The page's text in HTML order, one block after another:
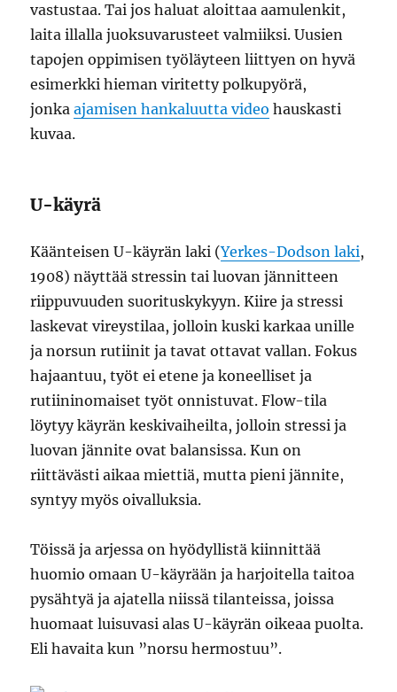
vastustaa. Tai jos haluat aloittaa aamulenkit,
laita illalla juoksuvarusteet valmiiksi. Uusien
tapojen oppimisen työläyteen liittyen on hyvä
esimerkki hieman viritetty polkupyörä,
jonkaajamisen hankaluutta video hauskasti
kuvaa.
U-käyrä
Käänteisen U-käyrän laki (Yerkes-Dodson laki,
1908) näyttää stressin tai luovan jännitteen
riippuvuuden suorituskykyyn. Kiire ja stressi
laskevat vireystilaa, jolloin kuski karkaa unille
ja norsun rutiinit ja tavat ottavat vallan. Fokus
hajaantuu, työt ei etene ja koneelliset ja
rutiininomaiset työt onnistuvat. Flow-tila
löytyy käyrän keskivaiheilta, jolloin stressi ja
luovan jännite ovat balansissa. Kun on
riittävästi aikaa miettiä, mutta pieni jännite,
syntyy myös oivalluksia.
Töissä ja arjessa on hyödyllistä kiinnittää
huomio omaan U-käyrään ja harjoitella taitoa
pysähtyä ja ajatella niissä tilanteissa, joissa
huomaat luisuvasi alas U-käyrän oikeaa puolta.
Eli havaita kun ”norsu hermostuu”.